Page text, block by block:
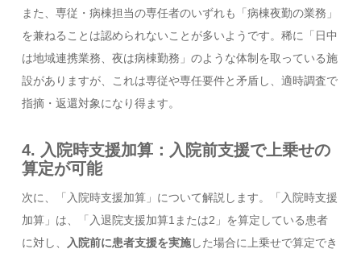
また、専従・病棟担当の専任者のいずれも「病棟夜勤の業務」
を兼ねることは認められないことが多いようです。稀に「日中
は地域連携業務、夜は病棟勤務」のような体制を取っている施
設がありますが、これは専従や専任要件と矛盾し、適時調査で
指摘・返還対象になり得ます。
4. 入院時支援加算：入院前支援で上乗せの
算定が可能
次に、「入院時支援加算」について解説します。「入院時支援
加算」は、「入退院支援加算1または2」を算定している患者
に対し、 入院前に患者支援を実施した場合に上乗せで算定でき